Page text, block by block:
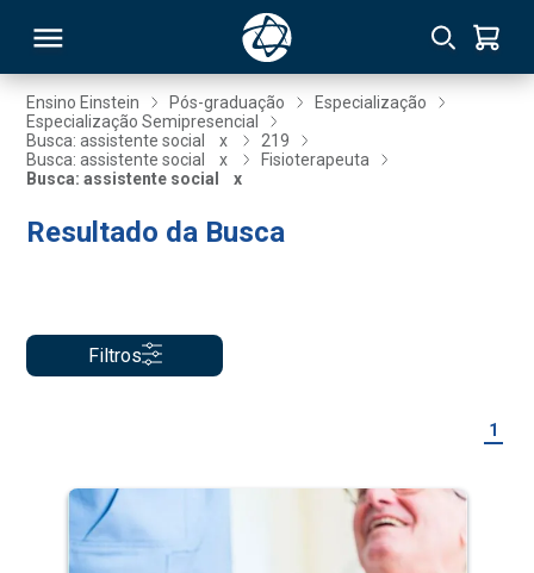
Ensino Einstein Pós-graduação
Especialização
Especialização Semipresencial
Busca: assistente social
x
219
Busca: assistente social
x
Fisioterapeuta
Busca: assistente social
x
Resultado da Busca
Filtros
1